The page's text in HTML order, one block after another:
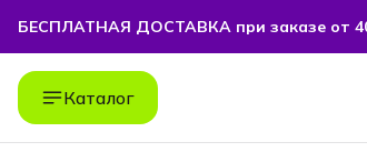
БЕСПЛАТНАЯ ДОСТАВКА при заказе от
БЕСПЛАТНАЯ ДОСТАВКА при заказе от
Каталог